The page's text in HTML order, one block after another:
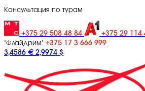
Консультация по турам
+375 29 508 48 84 +375 29 114
"Флайдрим" +375 17 3 666 999
3,4586 € 2,9974 $